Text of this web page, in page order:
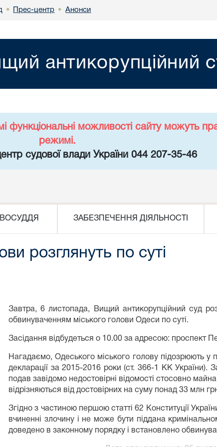
• Прес-центр • Анонси
антикорупційний
функціональні можливості сайту можуть
режимі.
судової влади України 044 207-35-46
ЗАБЕЗПЕЧЕННЯ ДІЯЛЬНОСТІ
розглянуть по суті
Завтра, 6 листопада, Вищий антикорупційний суд
обвинуваченням міського голови Одеси по суті.
Засідання відбудеться о 10.00 за адресою: проспект
Нагадаємо, Одеського міського голову підозрюють у
декларації за 2015-2016 роки (ст. 366-1 КК України).
подав завідомо недостовірні відомості стосовно
відрізняються від достовірних на суму понад 33 млн
Згідно з частиною першою статті 62 Конституції
вчиненні злочину і не може бути піддана
доведено в законному порядку і встановлено